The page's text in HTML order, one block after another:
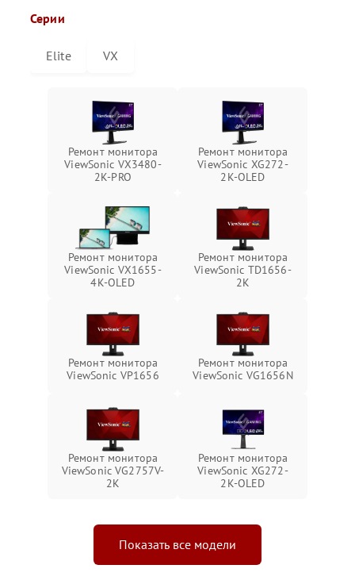
Серии
Elite VX
Ремонт монитора
ViewSonic VX3480-
2K-PRO
Ремонт монитора
ViewSonic XG272-
2K-OLED
Ремонт монитора
ViewSonic VX1655-
4K-OLED
Ремонт монитора
ViewSonic TD1656-
2K
Ремонт монитора
ViewSonic VP1656
Ремонт монитора
ViewSonic VG1656N
Ремонт монитора
ViewSonic VG2757V-
2K
Ремонт монитора
ViewSonic XG272-
2K-OLED
Показать все модели